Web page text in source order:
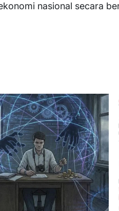
nasional secara